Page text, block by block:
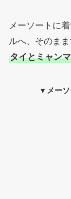
メーソートに
ルへ、そのま
タイとミャン
▼メーソ